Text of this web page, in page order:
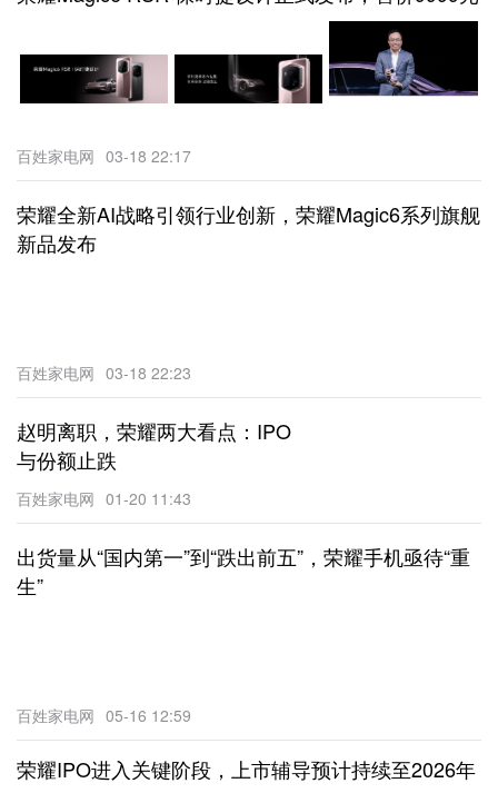
百姓家电网 03-18 22:17
荣耀全新AI战略引领行业创新，荣耀Magic6系列旗舰
新品发布
百姓家电网 03-18 22:23
赵明离职，荣耀两大看点：IPO
与份额止跌
百姓家电网 01-20 11:43
出货量从“国内第一”到“跌出前五”，荣耀手机亟待“重
生”
百姓家电网 05-16 12:59
荣耀IPO进入关键阶段，上市辅导预计持续至2026年